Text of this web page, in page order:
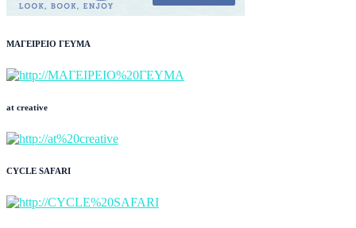
ΜΑΓΕΙΡΕΙΟ ΓΕΥΜΑ
at creative
CYCLE SAFARI